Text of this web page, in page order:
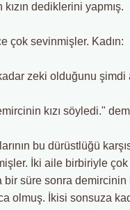
dediklerini yapmış.
çok sevinmişler. Kadın:
zeki olduğunu şimdi
kızı söyledi."
bu dürüstlüğü
İki aile birbiriyle çok
bir süre sonra
olmuş. İkisi sonsuza